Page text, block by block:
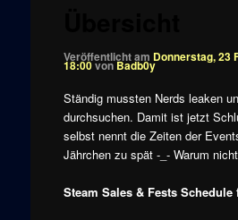
Veröffentlicht am Donnerstag, 23
18:00vonBadb0y
Ständig mussten Nerds leaken
durchsuchen. Damit ist jetzt
selbst nennt die Zeiten der
Jährchen zu spät -_- Warum
Steam Sales & Fests Schedule